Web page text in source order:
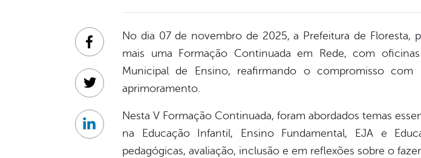
No dia 07 de novembro de 2025, a Prefeitura de Floresta,
mais uma Formação Continuada em Rede, com
Municipal de Ensino, reafirmando o compromisso
aprimoramento.
Nesta V Formação Continuada, foram abordados temas
na Educação Infantil, Ensino Fundamental, EJA e
pedagógicas, avaliação, inclusão e em reflexões sobre o
Facebook
Twitter
Linkedin